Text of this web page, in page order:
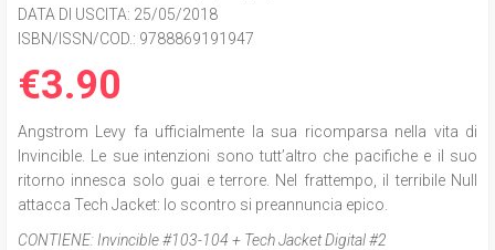
DATA DI USCITA: 25/05/2018
ISBN/ISSN/COD.: 9788869191947
€3.90
Angstrom Levy fa ufficialmente la sua ricomparsa nella vita di
Invincible. Le sue intenzioni sono tutt’altro che pacifiche e il suo
ritorno innesca solo guai e terrore. Nel frattempo, il terribile Null
attacca Tech Jacket: lo scontro si preannuncia epico.
CONTIENE: Invincible #103-104 + Tech Jacket Digital #2